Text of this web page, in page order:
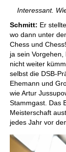
Interessant.
Schmitt: Er
wo dann unter
Chess und
ja sein
nicht weiter
selbst die DSB-
Ehemann und
wie Artur
Stammgast. Das
Meisterschaft
jedes Jahr vor